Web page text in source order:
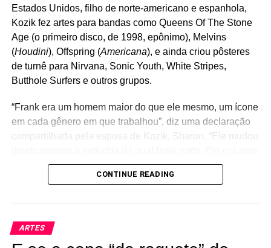
Estados Unidos, filho de norte-americano e espanhola,
Kozik fez artes para bandas como Queens Of The Stone
Age (o primeiro disco, de 1998, epônimo), Melvins
(Houdini), Offspring (Americana), e ainda criou pôsteres
de turnê para Nirvana, Sonic Youth, White Stripes,
Butthole Surfers e outros grupos.
“Frank era um homem maior do que ele mesmo, um ícone
em cada gênero em que trabalhou”, diz uma declaração
compartilhada pela esposa de Kozik, Sharon. “Ele mudou
força criativa da natureza. Estamos muito além de
sortudos e honrados por fazer parte de sua jornada, e ele
fato de ter “um senso de humor sombrio” e a ter crescido
no meio do punk rock.
CONTINUE READING
ARTES